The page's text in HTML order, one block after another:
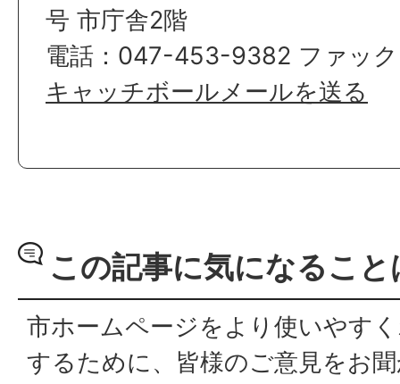
号 市庁舎2階
電話：047-453-9382 ファッ
キャッチボールメールを送る
この記事に気になるこ
市ホームページをより使いやす
するために、皆様のご意見をお